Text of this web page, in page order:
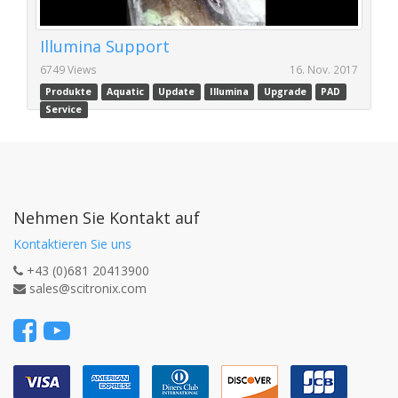
Illumina Support
6749 Views 16. Nov. 2017
Produkte Aquatic Update Illumina Upgrade
PAD
Service
Nehmen Sie Kontakt auf
Kontaktieren Sie uns
+43 (0)681 20413900
sales@scitronix.com